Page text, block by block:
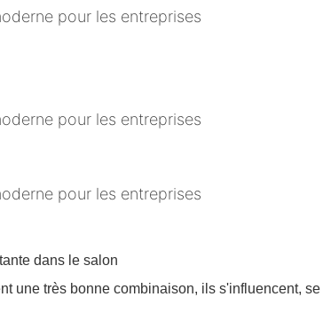
dans le salon
une très bonne combinaison, ils s'influencent,